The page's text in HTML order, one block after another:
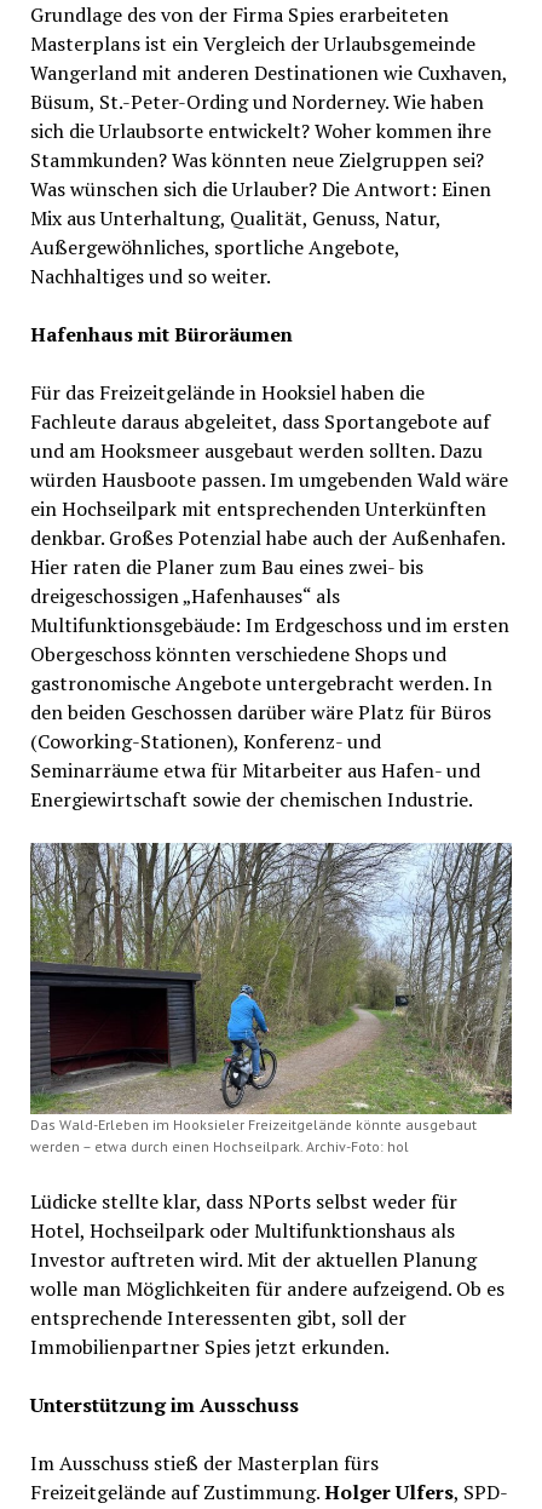
Grundlage des von der Firma Spies erarbeiteten
Masterplans ist ein Vergleich der Urlaubsgemeinde
Wangerland mit anderen Destinationen wie Cuxhaven,
Büsum, St.-Peter-Ording und Norderney. Wie haben
sich die Urlaubsorte entwickelt? Woher kommen ihre
Stammkunden? Was könnten neue Zielgruppen sei?
Was wünschen sich die Urlauber? Die Antwort: Einen
Mix aus Unterhaltung, Qualität, Genuss, Natur,
Außergewöhnliches, sportliche Angebote,
Nachhaltiges und so weiter.
Hafenhaus mit Büroräumen
Für das Freizeitgelände in Hooksiel haben die
Fachleute daraus abgeleitet, dass Sportangebote auf
und am Hooksmeer ausgebaut werden sollten. Dazu
würden Hausboote passen. Im umgebenden Wald wäre
ein Hochseilpark mit entsprechenden Unterkünften
denkbar. Großes Potenzial habe auch der Außenhafen.
Hier raten die Planer zum Bau eines zwei- bis
dreigeschossigen „Hafenhauses“ als
Multifunktionsgebäude: Im Erdgeschoss und im ersten
Obergeschoss könnten verschiedene Shops und
gastronomische Angebote untergebracht werden. In
den beiden Geschossen darüber wäre Platz für Büros
(Coworking-Stationen), Konferenz- und
Seminarräume etwa für Mitarbeiter aus Hafen- und
Energiewirtschaft sowie der chemischen Industrie.
Das Wald-Erleben im Hooksieler Freizeitgelände könnte ausgebaut
werden – etwa durch einen Hochseilpark. Archiv-Foto: hol
Lüdicke stellte klar, dass NPorts selbst weder für
Hotel, Hochseilpark oder Multifunktionshaus als
Investor auftreten wird. Mit der aktuellen Planung
wolle man Möglichkeiten für andere aufzeigend. Ob es
entsprechende Interessenten gibt, soll der
Immobilienpartner Spies jetzt erkunden.
Unterstützung im Ausschuss
Im Ausschuss stieß der Masterplan fürs
Freizeitgelände auf Zustimmung.Holger Ulfers, SPD-